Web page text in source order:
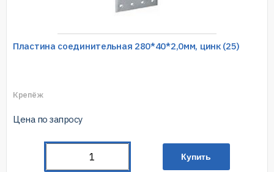
Пластина соединительная 280*40*2,0мм, цинк (25)
Крепёж
Цена по запросу
Купить